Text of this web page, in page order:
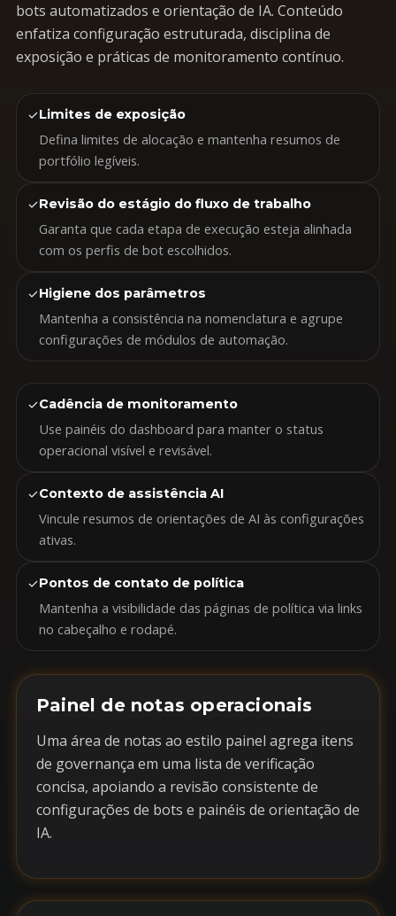
bots automatizados e orientação de IA. Conteúdo
enfatiza configuração estruturada, disciplina de
exposição e práticas de monitoramento contínuo.
✓Limites de exposição
Defina limites de alocação e mantenha resumos de
portfólio legíveis.
✓Revisão do estágio do fluxo de trabalho
Garanta que cada etapa de execução esteja alinhada
com os perfis de bot escolhidos.
✓Higiene dos parâmetros
Mantenha a consistência na nomenclatura e agrupe
configurações de módulos de automação.
✓Cadência de monitoramento
Use painéis do dashboard para manter o status
operacional visível e revisável.
✓Contexto de assistência AI
Vincule resumos de orientações de AI às configurações
ativas.
✓Pontos de contato de política
Mantenha a visibilidade das páginas de política via links
no cabeçalho e rodapé.
Painel de notas operacionais
Uma área de notas ao estilo painel agrega itens
de governança em uma lista de verificação
concisa, apoiando a revisão consistente de
configurações de bots e painéis de orientação de
IA.